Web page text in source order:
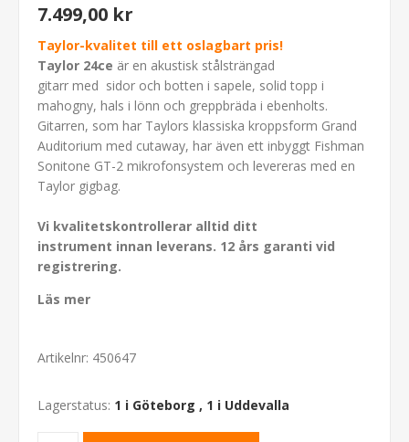
7.499,00 kr
Taylor-kvalitet till ett oslagbart pris!
Taylor 24ce är en akustisk stålsträngad
gitarr med sidor och botten i sapele, solid topp i
mahogny, hals i lönn och greppbräda i ebenholts.
Gitarren, som har Taylors klassiska kroppsform Grand
Auditorium med cutaway, har även ett inbyggt Fishman
Sonitone GT-2 mikrofonsystem och levereras med en
Taylor gigbag.
Vi kvalitetskontrollerar alltid ditt
instrument innan leverans. 12 års garanti vid
registrering.
Läs mer
Artikelnr: 450647
Lagerstatus: 1 i Göteborg , 1 i Uddevalla